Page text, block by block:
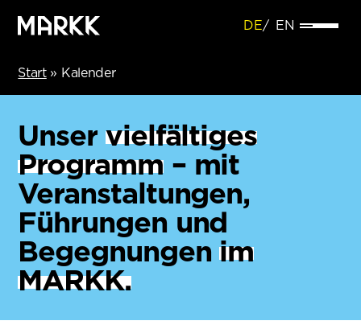
DE EN
Start» Kalender
Unser vielfältiges
Programm– mit
Veranstaltungen,
Führungen und
Begegnungenim
MARKK.